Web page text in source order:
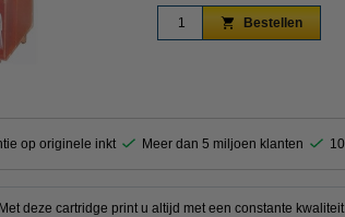
Bestellen
op originele inkt Meer dan 5 miljoen klanten
deze cartridge print u altijd met een constante